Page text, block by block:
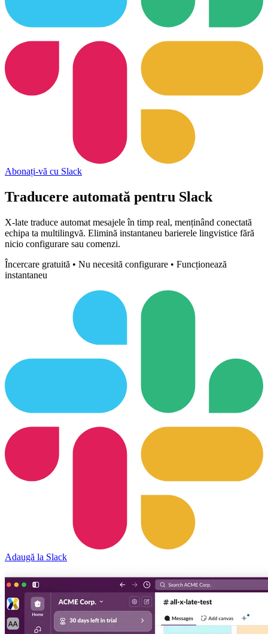
Abonați-vă cu Slack
Traducere automată pentru Slack
X-late traduce automat mesajele în timp real, menținând conectată
echipa ta multilingvă. Elimină instantaneu barierele lingvistice fără
nicio configurare sau comenzi.
Încercare gratuită • Nu necesită configurare • Funcționează
instantaneu
Adaugă la Slack